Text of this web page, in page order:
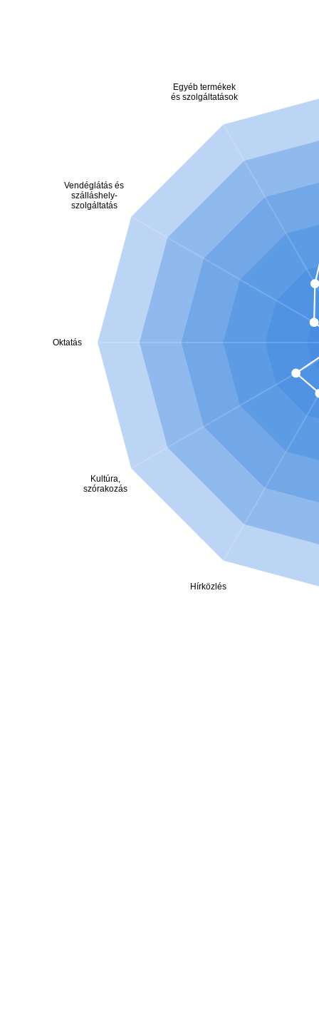
Hírközlés
Kultúra,
szórakozás
Oktatás
Vendéglátás és
szálláshely-
szolgáltatás
Egyéb termékek
és szolgáltatások